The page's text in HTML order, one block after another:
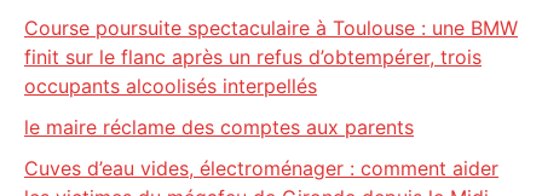
Course poursuite spectaculaire à Toulouse : une BMW
finit sur le flanc après un refus d’obtempérer, trois
occupants alcoolisés interpellés
le maire réclame des comptes aux parents
Cuves d’eau vides, électroménager : comment aider